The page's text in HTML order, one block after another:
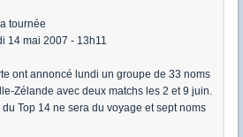
tournée
14 mai 2007 - 13h11
ont annoncé lundi un groupe de 33 noms
Zélande avec deux matchs les 2 et 9 juin.
Top 14 ne sera du voyage et sept noms